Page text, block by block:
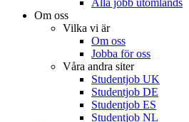
Alla jobb utomlands
Om oss
Vilka vi är
Om oss
Jobba för oss
Våra andra siter
Studentjob UK
Studentjob DE
Studentjob ES
Studentjob NL